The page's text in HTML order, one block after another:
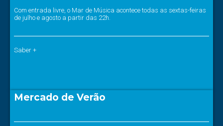
Com entrada livre, o Mar de Música acontece todas as sextas-feiras
de julho e agosto a partir das 22h.
Saber +
Mercado de Verão